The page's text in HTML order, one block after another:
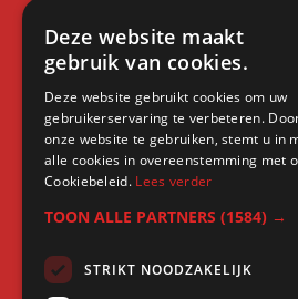
LinkedIn sales
Social media
LinkedIn expert
LinkedIn
LinkedIn
Cursus LinkedIn
Deze website maakt
gebruik van cookies.
Deze website gebruikt cookies om uw
gebruikerservaring te verbeteren.
onze website te gebruiken, stemt u in
alle cookies in overeenstemming met
Cookiebeleid. Lees verder
TOON ALLE PARTNERS (1584) →
STRIKT NOODZAKELIJK